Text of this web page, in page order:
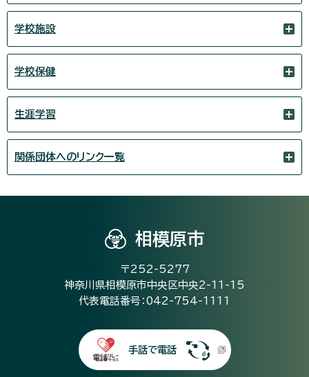
学校施設
学校保健
生涯学習
関係団体へのリンク一覧
相模原市
〒252-5277
神奈川県相模原市中央区中央2-11-15
代表電話番号：042-754-1111
手話で電話